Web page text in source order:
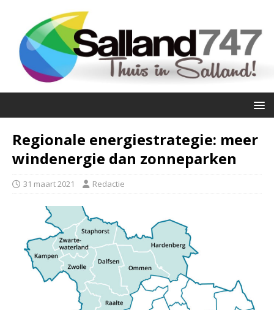
Regionale energiestrategie: meer
windenergie dan zonneparken
31 maart 2021 Redactie